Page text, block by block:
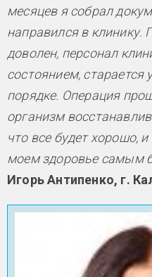
месяцев я собрал
направился в клинику.
доволен, персонал
состоянием, старается
порядке. Операция
организм
что все будет хорошо,
моем здоровье самым
Игорь Антипенко, г.